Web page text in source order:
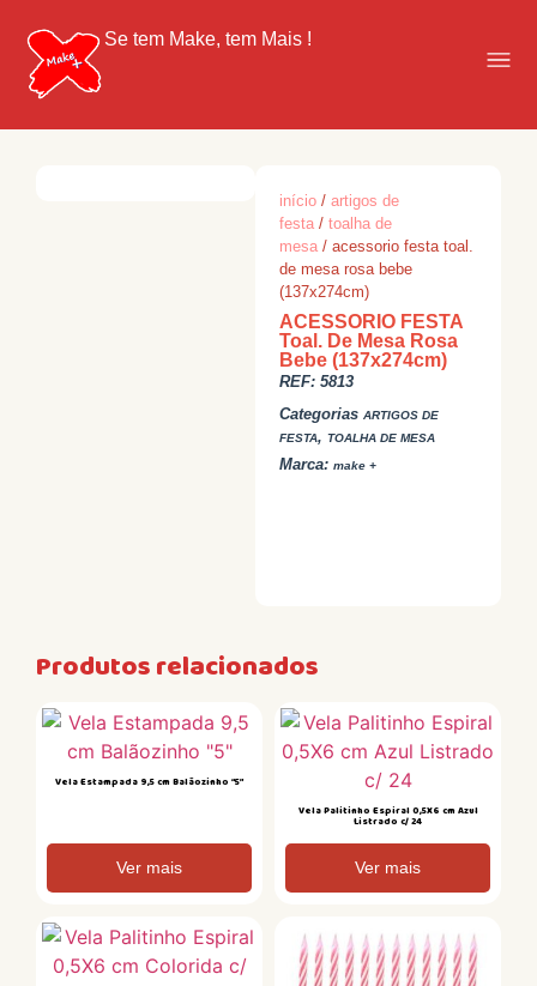
Se tem Make, tem Mais !
início /artigos de
festa /toalha de
mesa / acessorio festa toal.
de mesa rosa bebe
(137x274cm)
ACESSORIO FESTA
Toal. De Mesa Rosa
Bebe (137x274cm)
REF:5813
Categorias ARTIGOS DE
FESTA,TOALHA DE MESA
Marca:make +
Produtos relacionados
Vela Estampada 9,5 cm Balãozinho “5”
Ver mais
Vela Palitinho Espiral 0,5X6 cm Azul
Listrado c/ 24
Ver mais